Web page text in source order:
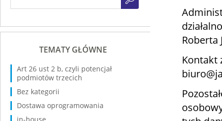
Roberta
Kontakt
TEMATY GŁÓWNE
Art 26 ust 2 b, czyli potencjał
podmiotów trzecich
Bez kategorii
Dostawa oprogramowania